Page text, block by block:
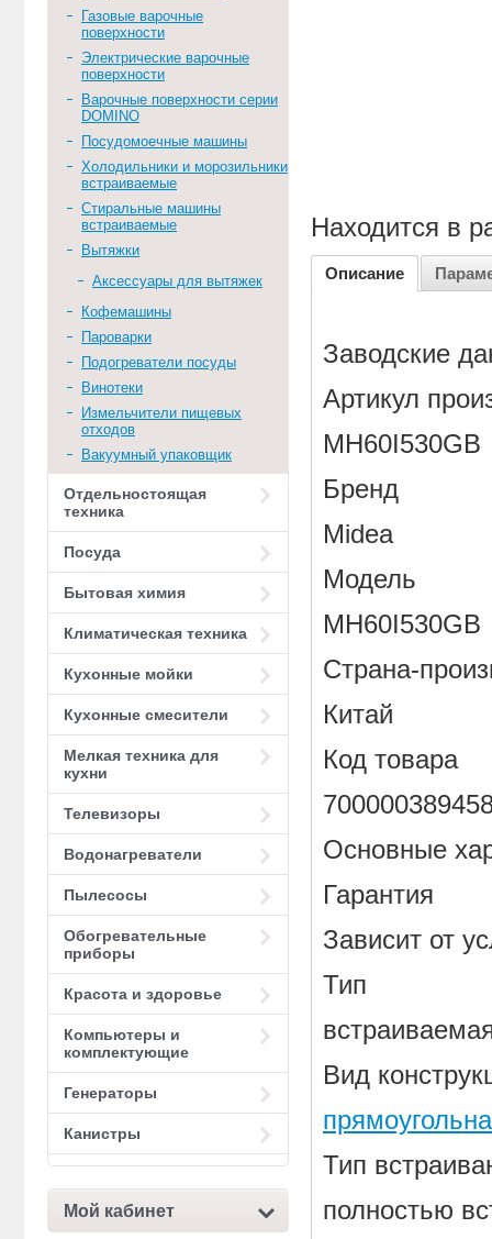
Газовые варочные
поверхности
Электрические варочные
поверхности
Варочные поверхности серии
DOMINO
Посудомоечные машины
Холодильники и морозильники
встраиваемые
Стиральные машины
встраиваемые
Вытяжки
Аксессуары для вытяжек
Кофемашины
Пароварки
Подогреватели посуды
Винотеки
Измельчители пищевых
отходов
Вакуумный упаковщик
Отдельностоящая
техника
Посуда
Бытовая химия
Климатическая техника
Кухонные мойки
Кухонные смесители
Мелкая техника для
кухни
Телевизоры
Водонагреватели
Пылесосы
Обогревательные
приборы
Красота и здоровье
Компьютеры и
комплектующие
Генераторы
Канистры
Мой кабинет
Находится в
Описание
Заводские
Артикул
MH60I530GB
Бренд
Midea
Модель
MH60I530GB
Страна-
Китай
Код товара
Основные
Гарантия
Зависит от
Тип
Вид
Тип
полностью